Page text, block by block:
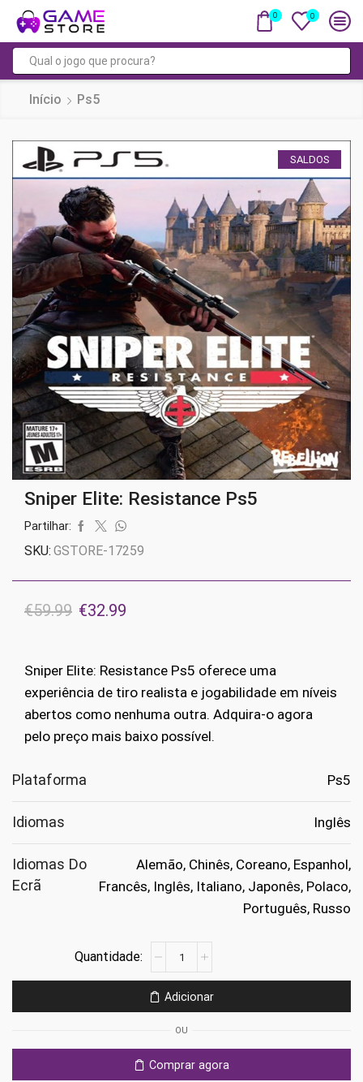
0 0
de
Início Ps5
SALDOS
Sniper Elite: Resistance Ps5
Partilhar:
SKU: GSTORE-17259
€59.99 O
original
era:
€59.99.
€32.99
atual
é:
€32.99.
Sniper Elite: Resistance Ps5 oferece uma
experiência de tiro realista e jogabilidade em níveis
abertos como nenhuma outra. Adquira-o agora
pelo preço mais baixo possível.
Plataforma Ps5
Idiomas Inglês
Idiomas Do
Ecrã
Alemão, Chinês, Coreano, Espanhol,
Francês, Inglês, Italiano, Japonês, Polaco,
Português, Russo
Sniper
Elite:Adicionar
OU
Comprar agora